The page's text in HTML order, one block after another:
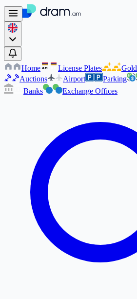
Home AM License Plates Gold
Auctions
Airport Parking
Banks
Exchange Offices